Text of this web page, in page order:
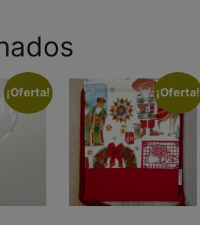
¡Oferta! ¡Oferta!